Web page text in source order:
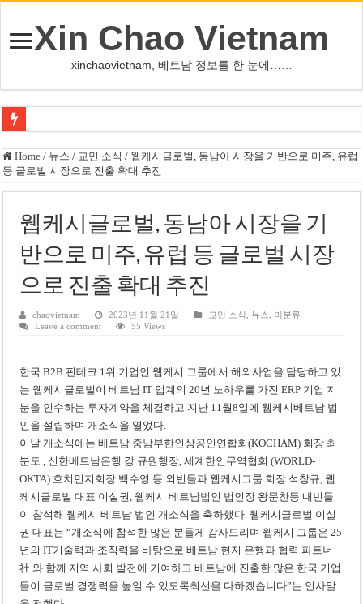
Xin Chao Vietnam
xinchaovietnam, 베트남 정보를 한 눈에……
쩐 타인 먼 베트남 국회의장 “외교 성과, 국가 위상 제고에 크게 기여”
싱가포르 하오마트, 마지막 프리미엄 매장 폐점… 적자·소송 악재 속 사업 축
PNJ, 다이아몬드 밀수 여파에 2분기 적자… 10월 임시 주총 개최
팜 녓 브엉 빈그룹 회장 딸, 그룹 계열사 경영에 첫 등장
케펠, 투티엠 엠파이어시티 지분 전량 2억7000만 달러에 매각
베트남 MB은행, 2026년 수익 목표 자신…부동산 대출 비율 13% 고수
‘1,000억 달러 남북고속철 투자’ 호언장담 메콜로르 회장 체포
베트남 세무당국, 납세자 정보 공개 기준·절차 명확화
Home / 뉴스 / 교민 소식 / 웹케시글로벌, 동남아 시장을 기반으로 미주, 유럽
등 글로벌 시장으로 진출 확대 추진
웹케시글로벌, 동남아 시장을 기
반으로 미주, 유럽 등 글로벌 시장
으로 진출 확대 추진
chaovietnam 2023년 11월 21일 교민 소식 뉴스
미분류
Leave a comment
55 Views
한국 B2B 핀테크 1위 기업인 웹케시 그룹에서 해외사업을 담당하고 있
는 웹케시글로벌이 베트남 IT 업계의 20년 노하우를 가진 ERP 기업 지
분을 인수하는 투자계약을 체결하고 지난 11월8일에 웹케시베트남 법
인을 설립하며 개소식을 열었다.
이날 개소식에는 베트남 중남부한인상공인연합회(KOCHAM) 회장 최
분도 , 신한베트남은행 강 규원행장, 세계한인무역협회 (WORLD-
OKTA) 호치민지회장 백수영 등 외빈들과 웹케시그룹 회장 석창규, 웹
케시글로벌 대표 이실권, 웹케시 베트남법인 법인장 왕문찬등 내빈들
이 참석해 웹케시 베트남 법인 개소식을 축하했다. 웹케시글로벌 이실
권 대표는 “개소식에 참석한 많은 분들게 감사드리며 웹케시 그룹은 25
년의 IT기술력과 조직력을 바탕으로 베트남 현지 은행과 협력 파트너
社 와 함께 지역 사회 발전에 기여하고 베트남에 진출한 많은 한국 기업
들이 글로벌 경쟁력을 높일 수 있도록최선을 다하겠습니다”는 인사말